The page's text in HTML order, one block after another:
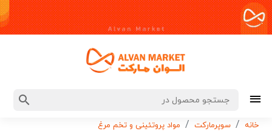
خانه سوپرمارکت مواد پروتئینی و تخم مرغ